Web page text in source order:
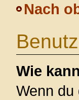
Nach
Wie
Wenn du